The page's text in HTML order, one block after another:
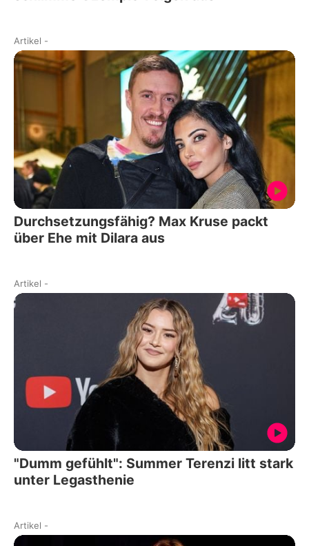
Artikel -
Durchsetzungsfähig? Max Kruse packt
über Ehe mit Dilara aus
Artikel -
"Dumm gefühlt": Summer Terenzi litt stark
unter Legasthenie
Artikel -